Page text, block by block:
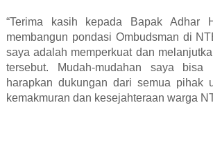
“Terima kasih kepada Bapak Adhar
membangun pondasi Ombudsman di
saya adalah memperkuat dan
tersebut. Mudah-mudahan saya bisa
harapkan dukungan dari semua pihak
kemakmuran dan kesejahteraan warga